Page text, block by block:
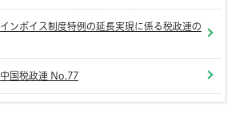
インボイス制度特例の延長実現に係る税政連の
中国税政連 No.77